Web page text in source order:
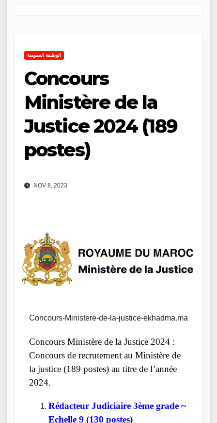
الوظيفة العمومية
Concours
Ministère de la
Justice 2024 (189
postes)
NOV 8, 2023
Concours-Ministere-de-la-justice-ekhadma.ma
Concours Ministère de la Justice 2024 :
Concours de recrutement au Ministère de
la justice (189 postes) au titre de l’année
2024.
Rédacteur Judiciaire 3ème grade ~
Echelle 9 (130 postes)